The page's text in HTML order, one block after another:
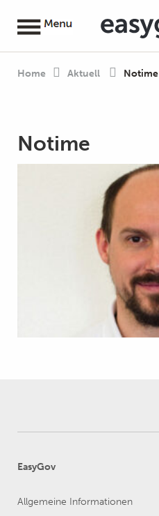
Home Aktuell Notime
Notime
EasyGov
Allgemeine Informationen